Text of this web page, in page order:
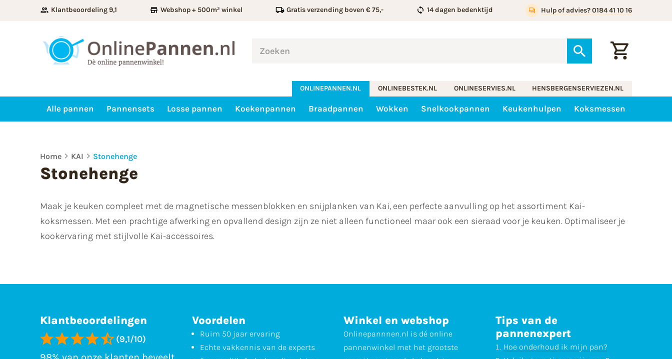
Klantbeoordeling 9,1 Webshop + 500m² winkel Gratis verzending boven € 75,- 14 dagen bedenktijd Hulp of advies? 0184 41 10 16
ONLINEPANNEN.NL ONLINEBESTEK.NL ONLINESERVIES.NL HENSBERGENSERVIEZEN.NL
Alle pannen Pannensets Losse pannen Koekenpannen Braadpannen Wokken Snelkookpannen Keukenhulpen Koksmessen
Home KAI Stonehenge
Stonehenge
Maak je keuken compleet met de magnetische messenblokken en snijplanken van Kai, een perfecte aanvulling op het assortiment Kai-
koksmessen. Met een prachtige afwerking en opvallend design zijn ze niet alleen functioneel maar ook een sieraad voor je keuken. Optimaliseer je
kookervaring met stijlvolle Kai-accessoires.
Klantbeoordelingen
(9,1/10)
Voordelen
Ruim 50 jaar ervaring
Echte vakkennis van de experts
Winkel en webshop
Onlinepannnen.nl is dé online
pannenwinkel met het grootste
Tips van de
pannenexpert
Hoe onderhoud ik mijn pan?